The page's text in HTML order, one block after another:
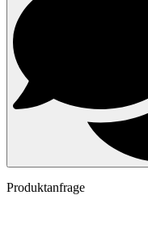
Produktanfrage